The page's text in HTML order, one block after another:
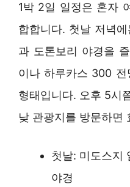
1박 2일 일정은 혼자
합합니다. 첫날 저녁
과 도톤보리 야경을
이나 하루카스 300 전
형태입니다. 오후 5시
낮 관광지를 방문하면
첫날: 미도스지
야경